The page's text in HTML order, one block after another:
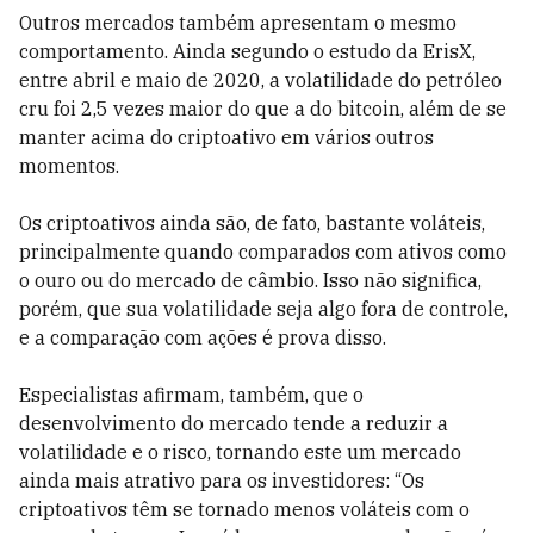
Outros mercados também apresentam o mesmo
comportamento. Ainda segundo o estudo da ErisX,
entre abril e maio de 2020, a volatilidade do petróleo
cru foi 2,5 vezes maior do que a do bitcoin, além de se
manter acima do criptoativo em vários outros
momentos.
Os criptoativos ainda são, de fato, bastante voláteis,
principalmente quando comparados com ativos como
o ouro ou do mercado de câmbio. Isso não significa,
porém, que sua volatilidade seja algo fora de controle,
e a comparação com ações é prova disso.
Especialistas afirmam, também, que o
desenvolvimento do mercado tende a reduzir a
volatilidade e o risco, tornando este um mercado
ainda mais atrativo para os investidores: “Os
criptoativos têm se tornado menos voláteis com o